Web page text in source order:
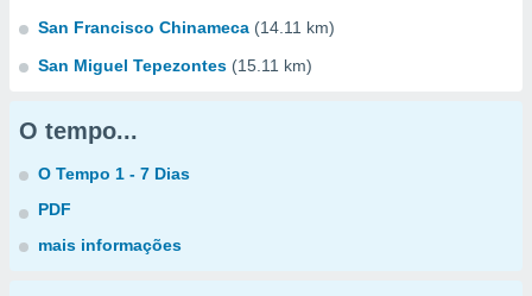
San Francisco Chinameca (14.11 km)
San Miguel Tepezontes (15.11 km)
O tempo...
O Tempo 1 - 7 Dias
PDF
mais informações